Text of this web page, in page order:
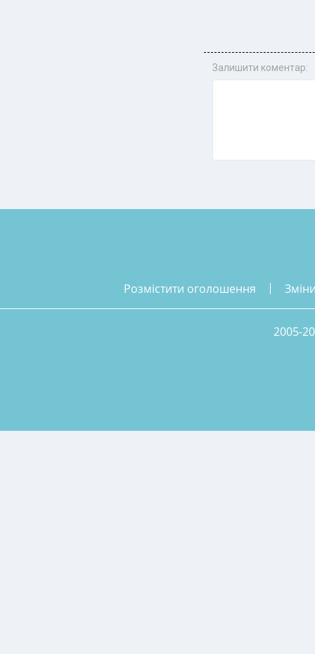
Залишити коментар:
розмістити оголошення
2005-